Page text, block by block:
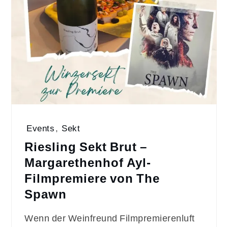
Events, Sekt
Riesling Sekt Brut –
Margarethenhof Ayl-
Filmpremiere von The
Spawn
Wenn der Weinfreund Filmpremierenluft